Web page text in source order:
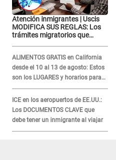
Atención inmigrantes | Uscis
MODIFICA SUS REGLAS: Los
trámites migratorios que
ALIMENTOS GRATIS en California
desde el 10 al 13 de agosto: Estos
son los LUGARES y horarios para
recibir la ayuda
ICE en los aeropuertos de EE.UU.:
Los DOCUMENTOS CLAVE que
debe tener un inmigrante al viajar